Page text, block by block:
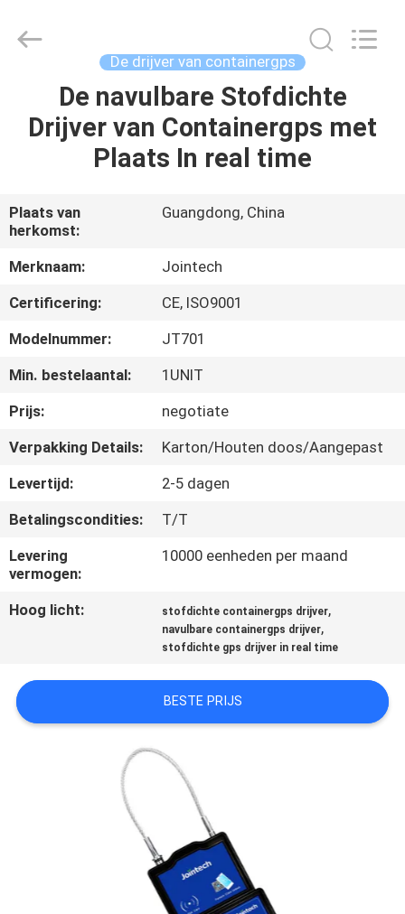
PRODUCTEN
VR-
SHOW
ONGEVEER
ONS
FABRIEKSREIS
KWALITEITSCONTROLE
ONS
VERZOEK
OM EEN
SITEMAP
Technology
De drijver van containergps
De navulbare Stofdichte
Drijver van Containergps met
Plaats In real time
Plaats van
herkomst:
Guangdong, China
Merknaam:
Jointech
Certificering:
CE, ISO9001
Modelnummer:
JT701
Min. bestelaantal:
1UNIT
Prijs:
negotiate
Verpakking Details:
Karton/Houten doos/Aangepast
Levertijd:
2-5 dagen
Betalingscondities:
T/T
Levering
vermogen:
10000 eenheden per maand
Hoog licht: stofdichte containergps drijver,
navulbare containergps drijver,
stofdichte gps drijver in real time
BESTE PRIJS